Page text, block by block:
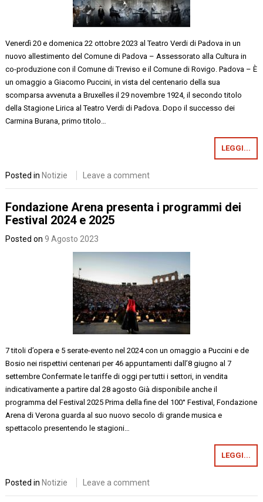
Venerdì 20 e domenica 22 ottobre 2023 al Teatro Verdi di Padova in un
nuovo allestimento del Comune di Padova – Assessorato alla Cultura in
co-produzione con il Comune di Treviso e il Comune di Rovigo. Padova – È
un omaggio a Giacomo Puccini, in vista del centenario della sua
scomparsa avvenuta a Bruxelles il 29 novembre 1924, il secondo titolo
della Stagione Lirica al Teatro Verdi di Padova. Dopo il successo dei
Carmina Burana, primo titolo…
LEGGI...
Posted in Notizie Leave a comment
Fondazione Arena presenta i programmi dei
Festival 2024 e 2025
Posted on9 Agosto 2023
7 titoli d’opera e 5 serate-evento nel 2024 con un omaggio a Puccini e de
Bosio nei rispettivi centenari per 46 appuntamenti dall’8 giugno al 7
settembre Confermate le tariffe di oggi per tutti i settori, in vendita
indicativamente a partire dal 28 agosto Già disponibile anche il
programma del Festival 2025 Prima della fine del 100° Festival, Fondazione
Arena di Verona guarda al suo nuovo secolo di grande musica e
spettacolo presentendo le stagioni…
LEGGI...
Posted inNotizie Leave a comment